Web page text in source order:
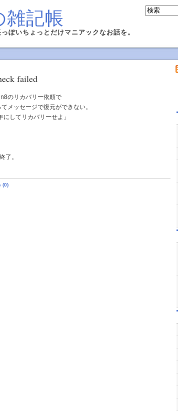
雑記帳
ぽいちょっとだけマニアックなお話を。
failed
のリカバリー依頼で
ッセージで復元ができない。
してリカバリーせよ」
了。
(0)